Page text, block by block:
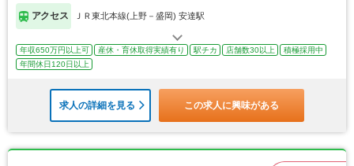
アクセス ＪＲ東北本線(上野－盛岡) 安達駅
年収650万円以上可 産休・育休取得実績有り 駅チカ 店舗数30以上
積極採用中
年間休日120日以上
求人の詳細を見る この求人に興味がある